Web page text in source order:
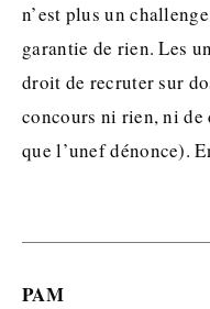
n’est plus un
garantie de rien. Les
droit de recruter sur
concours ni rien, ni de
que l’unef dénonce).
PAM